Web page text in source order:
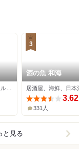
3
酒の魚 和海
居酒屋、海鮮、日本
3.62
331人
と見る